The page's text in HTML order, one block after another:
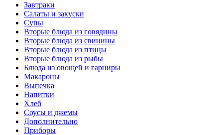
Завтраки
Салаты и закуски
Супы
Вторые блюда из говядины
Вторые блюда из свинины
Вторые блюда из птицы
Вторые блюда из рыбы
Блюда из овощей и гарниры
Макароны
Выпечка
Напитки
Хлеб
Соусы и джемы
Дополнительно
Приборы